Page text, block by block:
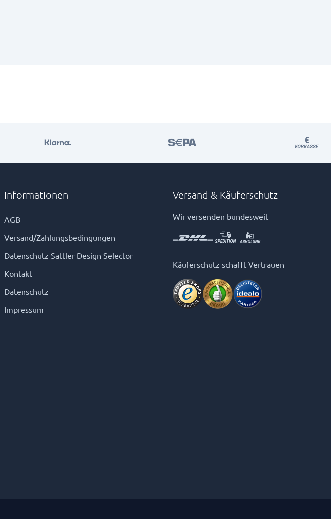
Informationen
AGB
Versand/Zahlungsbedingungen
Datenschutz Sattler Design Selector
Kontakt
Datenschutz
Impressum
Versand & Käuferschutz
Wir versenden bundesweit
Käuferschutz schafft Vertrauen